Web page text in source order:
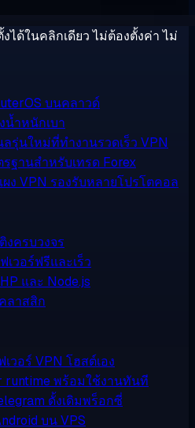
ได้ในคลิกเดียว ไม่ต้องตั้งค่า ไม่
บนคลาวด์
น้ำหนักเบา
ลรุ่นใหม่ที่ทำงานรวดเร็ว VPN
รฐานสำหรับเทรด Forex
ผง VPN รองรับหลายโปรโตคอล
งครบวงจร
เวอร์ฟรีและเร็ว
และ Node.js
ลาสสิก
เวอร์ VPN โฮสต์เอง
runtime พร้อมใช้งานทันที
ดั้งเดิมพร็อกซี่
บน VPS